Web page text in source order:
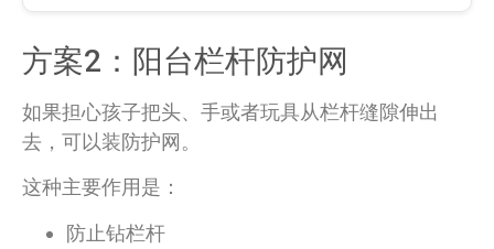
方案2：阳台栏杆防护网
如果担心孩子把头、手或者玩具从栏杆缝隙伸出
去，可以装防护网。
这种主要作用是：
防止钻栏杆